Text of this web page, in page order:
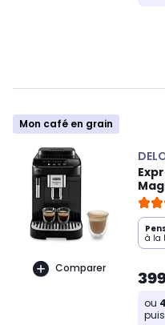
Mon café en grain
Comparer
à la
ou